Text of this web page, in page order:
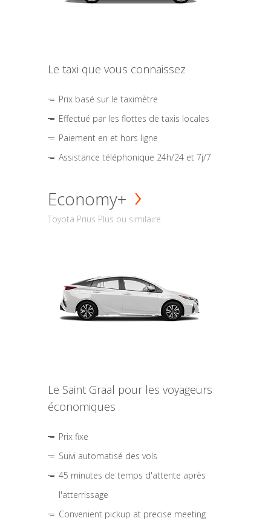
Le taxi que vous connaissez
Prix basé sur le taximètre
Effectué par les flottes de taxis locales
Paiement en et hors ligne
Assistance téléphonique 24h/24 et 7j/7
Economy+
Toyota Prius Plus ou similaire
Le Saint Graal pour les voyageurs
économiques
Prix fixe
Suivi automatisé des vols
45 minutes de temps d'attente après
l'atterrissage
Convenient pickup at precise meeting